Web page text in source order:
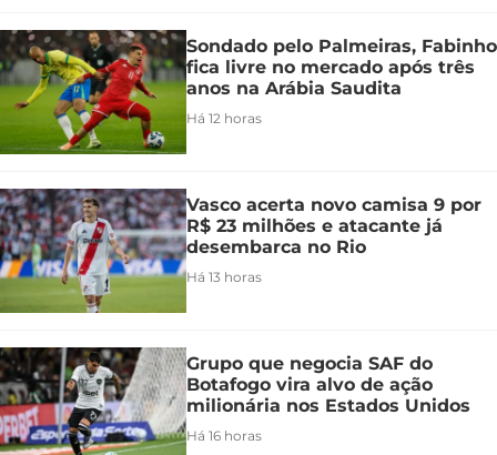
Sondado pelo Palmeiras, Fabinho
fica livre no mercado após três
anos na Arábia Saudita
Há 12 horas
Vasco acerta novo camisa 9 por
R$ 23 milhões e atacante já
desembarca no Rio
Há 13 horas
Grupo que negocia SAF do
Botafogo vira alvo de ação
milionária nos Estados Unidos
Há 16 horas